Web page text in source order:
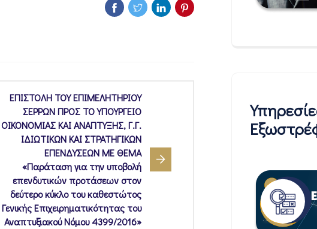
ΕΠΙΣΤΟΛΗ ΤΟΥ ΕΠΙΜΕΛΗΤΗΡΙΟΥ
ΣΕΡΡΩΝ ΠΡΟΣ ΤΟ ΥΠΟΥΡΓΕΙΟ
ΟΙΚΟΝΟΜΙΑΣ ΚΑΙ ΑΝΑΠΤΥΞΗΣ, Γ.Γ.
ΙΔΙΩΤΙΚΩΝ ΚΑΙ ΣΤΡΑΤΗΓΙΚΩΝ
ΕΠΕΝΔΥΣΕΩΝ ΜΕ ΘΕΜΑ
«Παράταση για την υποβολή
επενδυτικών προτάσεων στον
δεύτερο κύκλο του καθεστώτος
Γενικής Επιχειρηματικότητας του
Αναπτυξιακού Νόμου 4399/2016»